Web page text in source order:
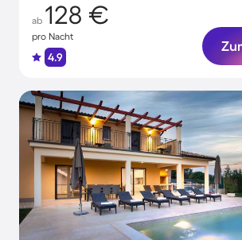
ab 128 €
pro Nacht
4.9